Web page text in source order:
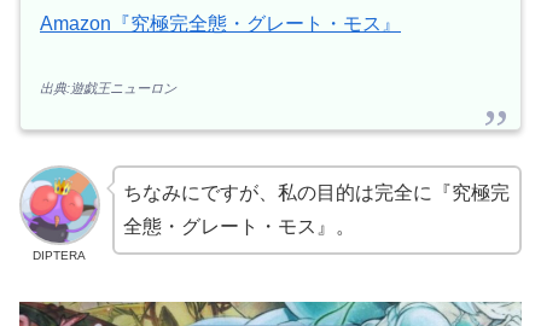
Amazon『究極完全態・グレート・モス』
出典:遊戯王ニューロン
DIPTERA
ちなみにですが、私の目的は完全に『究極完
全態・グレート・モス』。